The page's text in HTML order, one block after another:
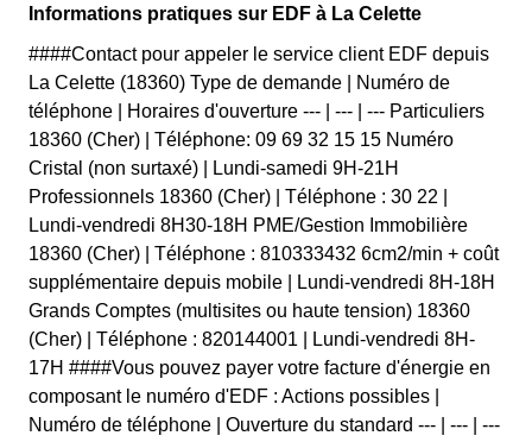
Informations pratiques sur EDF à La Celette
####Contact pour appeler le service client EDF depuis
La Celette (18360) Type de demande | Numéro de
téléphone | Horaires d'ouverture --- | --- | --- Particuliers
18360 (Cher) | Téléphone: 09 69 32 15 15 Numéro
Cristal (non surtaxé) | Lundi-samedi 9H-21H
Professionnels 18360 (Cher) | Téléphone : 30 22 |
Lundi-vendredi 8H30-18H PME/Gestion Immobilière
18360 (Cher) | Téléphone : 810333432 6cm2/min + coût
supplémentaire depuis mobile | Lundi-vendredi 8H-18H
Grands Comptes (multisites ou haute tension) 18360
(Cher) | Téléphone : 820144001 | Lundi-vendredi 8H-
17H ####Vous pouvez payer votre facture d'énergie en
composant le numéro d'EDF : Actions possibles |
Numéro de téléphone | Ouverture du standard --- | --- | ---